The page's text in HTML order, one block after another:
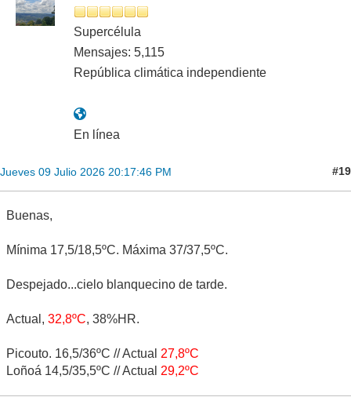
Supercélula
Mensajes: 5,115
República climática independiente
En línea
Jueves 09 Julio 2026 20:17:46 PM #19
Buenas,
Mínima 17,5/18,5ºC. Máxima 37/37,5ºC.
Despejado...cielo blanquecino de tarde.
Actual, 32,8ºC, 38%HR.
Picouto. 16,5/36ºC // Actual 27,8ºC
Loñoá 14,5/35,5ºC // Actual 29,2ºC